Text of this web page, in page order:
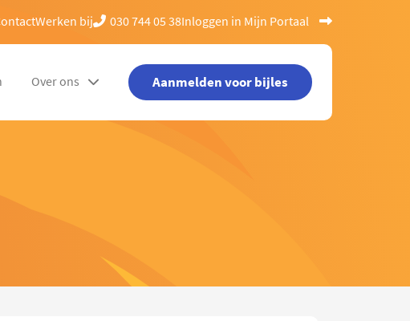
Werken bij 030 744 05 38Inloggen in Mijn Portaal
Over ons Aanmelden voor bijles